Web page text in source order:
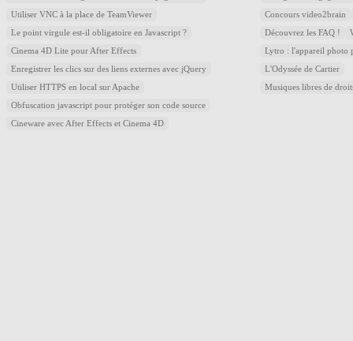
Utiliser VNC à la place de TeamViewer
Le point virgule est-il obligatoire en Javascript ?
Cinema 4D Lite pour After Effects
Enregistrer les clics sur des liens externes avec jQuery
Utiliser HTTPS en local sur Apache
Obfuscation javascript pour protéger son code source
Cineware avec After Effects et Cinema 4D
Concours video2brain
Découvrez les FAQ !
Lytro : l'appareil photo
L'Odyssée de Cartier
Musiques libres de